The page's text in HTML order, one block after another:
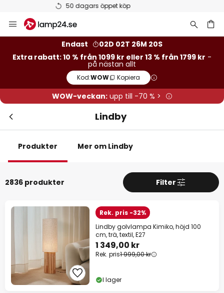
Betygsatt som 'Bra' på Trustpilot
Hoppa
till
Endast
02D 02T 26M 19S
Extra rabatt: 10 % från 1099 kr eller 13 % från 1799 kr -
på nästan allt
Kod:WOW Kopiera
WOW-veckan:upp till -70 % >
Lindby
Produkter Mer om Lindby
2836 produkter Filter
Rek. pris -32%
Lindby golvlampa Kimiko, höjd 100
cm, trä, textil, E27
1 349,00 kr
Rek. pris1 999,00 kr
I lager
13 % rabattfrån 1799 kr
10 % rabattfrån 1099 kr
på nästan allt*
Kod:WOW Kopiera
Se erbjudanden
*exkluderade varumärken